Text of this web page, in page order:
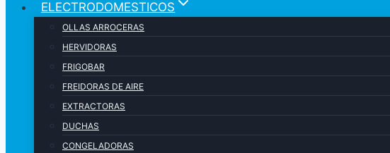
ELECTRODOMESTICOS
OLLAS ARROCERAS
HERVIDORAS
FRIGOBAR
FREIDORAS DE AIRE
EXTRACTORAS
DUCHAS
CONGELADORAS